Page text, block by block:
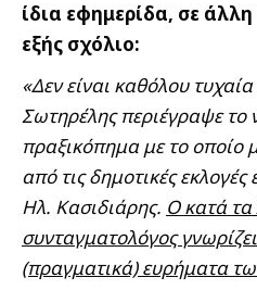
ίδια εφημερίδα, σε
εξής σχόλιο:
«Δεν είναι καθόλου
Σωτηρέλης περιέγραψε το
πραξικόπημα με το οποίο
από τις δημοτικές
Ηλ. Κασιδιάρης. Ο κατά
συνταγματολόγος
(πραγματικά) ευρήματα